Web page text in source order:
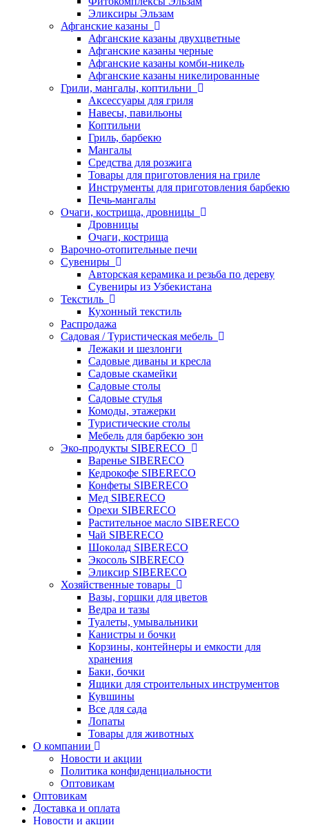
Эликсиры Эльзам
Афганские казаны
Афганские казаны двухцветные
Афганские казаны черные
Афганские казаны комби-никель
Афганские казаны никелированные
Грили, мангалы, коптильни
Аксессуары для гриля
Навесы, павильоны
Коптильни
Гриль, барбекю
Мангалы
Средства для розжига
Товары для приготовления на гриле
Инструменты для приготовления барбекю
Печь-мангалы
Очаги, кострища, дровницы
Дровницы
Очаги, кострища
Варочно-отопительные печи
Сувениры
Авторская керамика и резьба по дереву
Сувениры из Узбекистана
Текстиль
Кухонный текстиль
Распродажа
Садовая / Туристическая мебель
Лежаки и шезлонги
Садовые диваны и кресла
Садовые скамейки
Садовые столы
Садовые стулья
Комоды, этажерки
Туристические столы
Мебель для барбекю зон
Эко-продукты SIBERECO
Варенье SIBERECO
Кедрокофе SIBERECO
Конфеты SIBERECO
Мед SIBERECO
Орехи SIBERECO
Растительное масло SIBERECO
Чай SIBERECO
Шоколад SIBERECO
Экосоль SIBERECO
Эликсир SIBERECO
Хозяйственные товары
Вазы, горшки для цветов
Ведра и тазы
Туалеты, умывальники
Канистры и бочки
Корзины, контейнеры и емкости для
хранения
Баки, бочки
Ящики для строительных инструментов
Кувшины
Все для сада
Лопаты
Товары для животных
О компании
Новости и акции
Политика конфиденциальности
Оптовикам
Оптовикам
Доставка и оплата
Новости и акции